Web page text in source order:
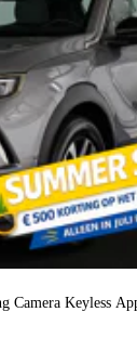
Camera Keyless